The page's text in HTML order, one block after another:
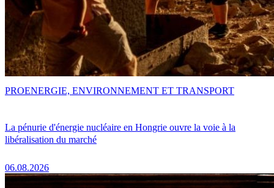
La pénurie d'énergie nucléaire en Hongrie ouvre la voie à la
libéralisation du marché
06.08.2026
PROENERGIE, ENVIRONNEMENT ET TRANSPORT